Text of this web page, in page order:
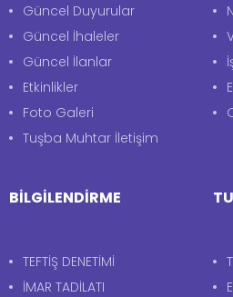
Güncel Duyurular
Güncel İhaleler
Güncel İlanlar
Etkinlikler
Foto Galeri
Tuşba Muhtar İletişim
BİLGİLENDİRME
TEFTİŞ DENETİMİ
İMAR TADİLATI